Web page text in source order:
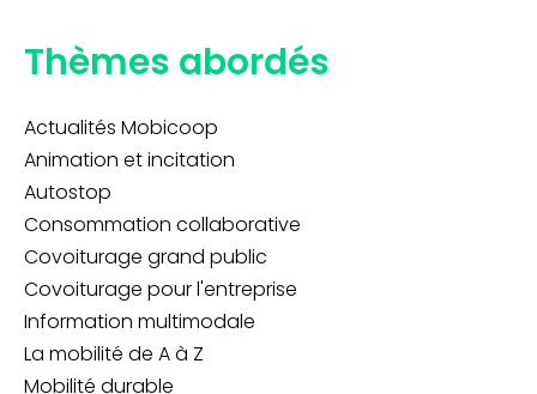
Thèmes abordés
Actualités Mobicoop
Animation et incitation
Autostop
Consommation collaborative
Covoiturage grand public
Covoiturage pour l'entreprise
Information multimodale
La mobilité de A à Z
Mobilité durable